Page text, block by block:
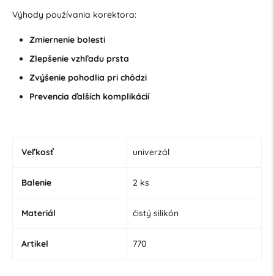
Výhody používania korektora:
Zmiernenie bolesti
Zlepšenie vzhľadu prsta
Zvýšenie pohodlia pri chôdzi
Prevencia ďalších komplikácií
Veľkosť univerzál
Balenie 2 ks
Materiál čistý silikón
Artikel 770